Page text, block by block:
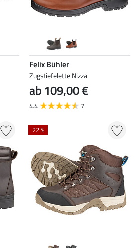
Felix Bühler
Zugstiefelette Nizza
ab 109,00 €
4.4 7
22 %